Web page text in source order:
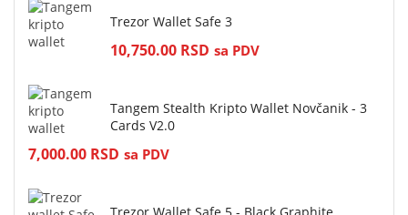
Trezor Wallet Safe 3
10,750.00 RSD sa PDV
Tangem Stealth Kripto Wallet Novčanik - 3
Cards V2.0
7,000.00 RSD sa PDV